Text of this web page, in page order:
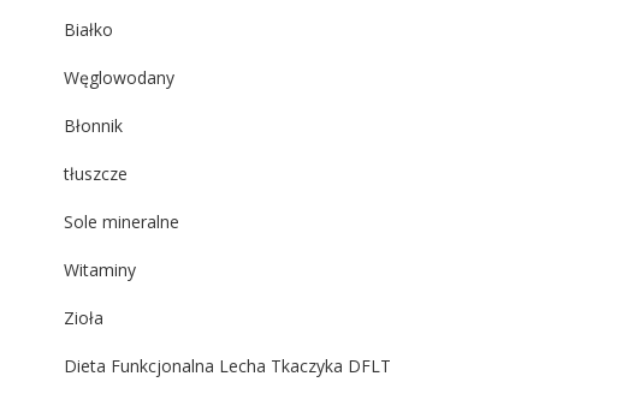
Białko
Węglowodany
Błonnik
tłuszcze
Sole mineralne
Witaminy
Zioła
Dieta Funkcjonalna Lecha Tkaczyka DFLT